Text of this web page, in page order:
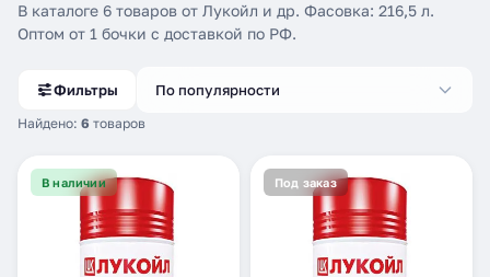
В каталоге 6 товаров от Лукойл и др. Фасовка: 216,5 л.
Оптом от 1 бочки с доставкой по РФ.
Фильтры
Найдено: 6 товаров
По популярности
В наличии Под заказ